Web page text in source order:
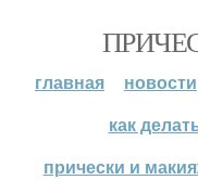
главная новости
как
прически и